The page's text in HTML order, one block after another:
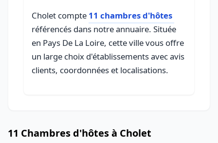
Cholet compte 11 chambres d'hôtes
référencés dans notre annuaire. Située
en Pays De La Loire, cette ville vous offre
un large choix d'établissements avec avis
clients, coordonnées et localisations.
11 Chambres d'hôtes à Cholet